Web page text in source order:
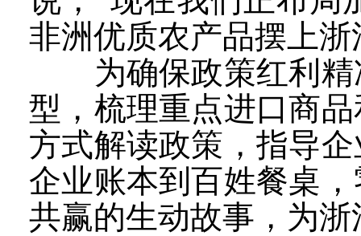
非洲优质农产品摆上浙
为确保政策红利精
型，梳理重点进口商
方式解读政策，指导
企业账本到百姓餐桌
共赢的生动故事，为